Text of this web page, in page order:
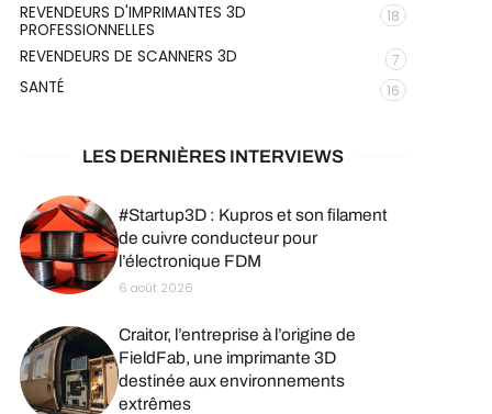
REVENDEURS D'IMPRIMANTES 3D
PROFESSIONNELLES
18
REVENDEURS DE SCANNERS 3D 7
SANTÉ 16
LES DERNIÈRES INTERVIEWS
#Startup3D : Kupros et son filament
de cuivre conducteur pour
l’électronique FDM
6 août 2026
Craitor, l’entreprise à l’origine de
FieldFab, une imprimante 3D
destinée aux environnements
extrêmes